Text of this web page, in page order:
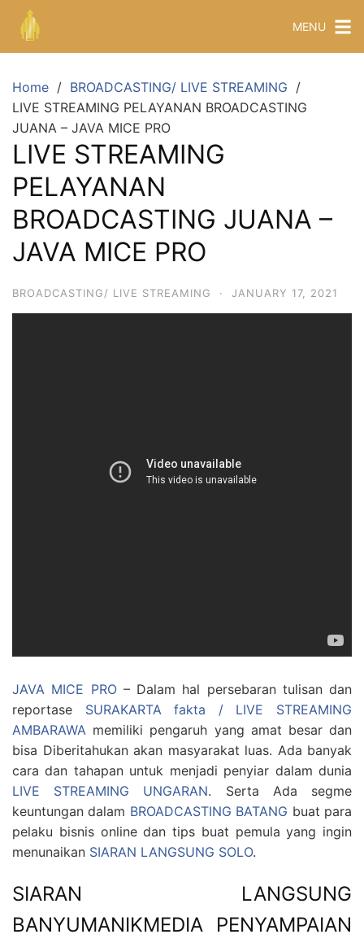
MENU
Home
BROADCASTING/ LIVE STREAMING
LIVE STREAMING PELAYANAN BROADCASTING
JUANA – JAVA MICE PRO
LIVE STREAMING
PELAYANAN
BROADCASTING JUANA –
JAVA MICE PRO
BROADCASTING/ LIVE STREAMING · JANUARY 17, 2021
JAVA MICE PRO– Dalam hal persebaran tulisan dan
reportase SURAKARTA fakta / LIVE STREAMING
AMBARAWA memiliki pengaruh yang amat besar dan
bisa Diberitahukan akan masyarakat luas. Ada banyak
cara dan tahapan untuk menjadi penyiar dalam dunia
LIVE STREAMING UNGARAN. Serta Ada segme
keuntungan dalam BROADCASTING BATANG buat para
pelaku bisnis online dan tips buat pemula yang ingin
menunaikan SIARAN LANGSUNG SOLO.
SIARAN LANGSUNG
BANYUMANIKMEDIA PENYAMPAIAN